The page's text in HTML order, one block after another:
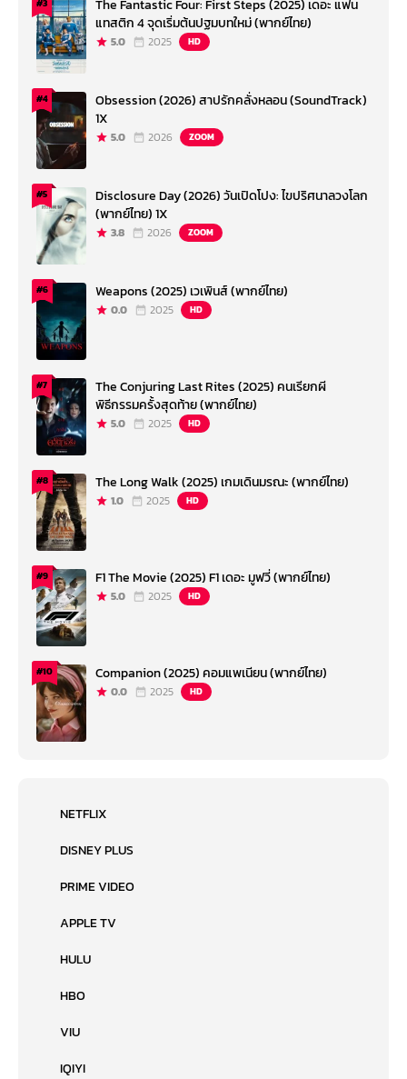
#3
The Fantastic Four: First Steps (2025) เดอะ แฟน
แทสติก 4 จุดเริ่มต้นปฐมบทใหม่ (พากย์ไทย)
5.0 2025 HD
#4
Obsession (2026) สาปรักคลั่งหลอน (SoundTrack)
1X
5.0 2026 ZOOM
#5
Disclosure Day (2026) วันเปิดโปง: ไขปริศนาลวงโลก
(พากย์ไทย) 1X
3.8 2026 ZOOM
#6 Weapons (2025) เวเพินส์ (พากย์ไทย)
0.0 2025 HD
#7
The Conjuring Last Rites (2025) คนเรียกผี
พิธีกรรมครั้งสุดท้าย (พากย์ไทย)
5.0 2025 HD
#8 The Long Walk (2025) เกมเดินมรณะ (พากย์ไทย)
1.0 2025 HD
#9 F1 The Movie (2025) F1 เดอะ มูฟวี่ (พากย์ไทย)
5.0 2025 HD
#10 Companion (2025) คอมแพเนียน (พากย์ไทย)
0.0 2025 HD
NETFLIX
DISNEY PLUS
PRIME VIDEO
APPLE TV
HULU
HBO
VIU
IQIYI